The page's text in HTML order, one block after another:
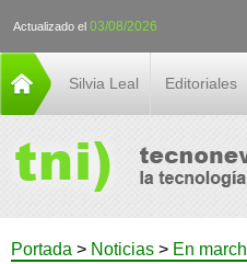
Actualizado el 03/08/2026
Silvia Leal Editoriales
Portada > Noticias > En